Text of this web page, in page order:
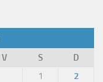
V S
D
1
2